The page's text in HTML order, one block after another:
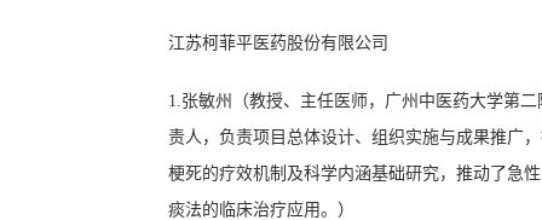
江苏柯菲平医药股份有限公司
1.张敏州 （教授、 主任医师，广州中医药大学第
责人，负责项目总体设计、组织实施与成果推广
梗死的疗效机制及科学内涵基础研究，推动了急
痰法的临床治疗应用。 ）